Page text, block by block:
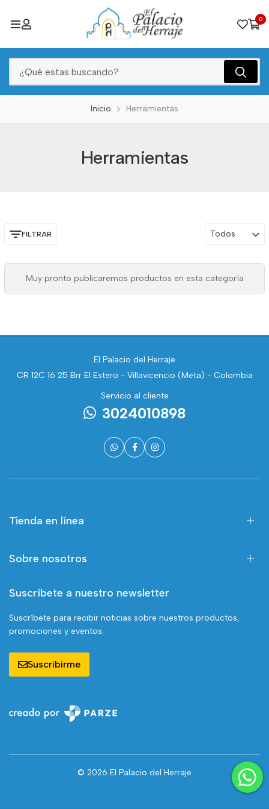
0
Inicio Herramientas
Herramientas
FILTRAR Todos
Muy pronto publicaremos productos en esta categoría
El Palacio del Herraje
CR 12C 16 25 Brr El Estero - Villavicencio (Meta) - Colombia
Servicio al cliente
3024010898
Tienda en línea
Sobre nosotros
Suscríbete a nuestro newsletter
Suscríbete para recibir noticias sobre nuestros productos,
promociones y eventos.
Suscribirme
© 2026 El Palacio del Herraje